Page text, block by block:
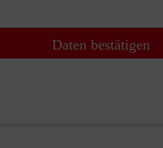
Daten bestätigen